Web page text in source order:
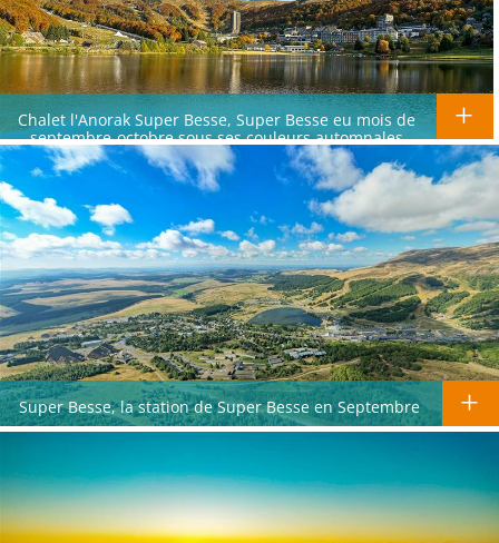
Chalet l'Anorak Super Besse, Super Besse eu mois de
septembre-octobre sous ses couleurs automnales
Super Besse, la station de Super Besse en Septembre